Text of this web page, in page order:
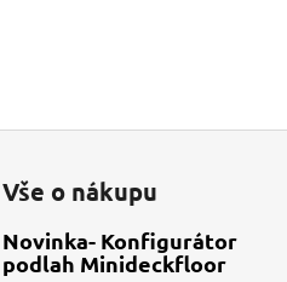
Vše o nákupu
Novinka- Konfigurátor
podlah Minideckfloor